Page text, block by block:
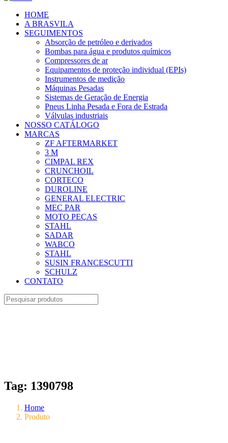
HOME
A BRASVILA
SEGUIMENTOS
Absorção de petróleo e derivados
Bombas para água e produtos químicos
Compressores de ar
Equipamentos de proteção individual (EPIs)
Instrumentos de medição
Máquinas Pesadas
Sistemas de Geração de Energia
Pneus Linha Pesada e Fora de Estrada
Válvulas industriais
NOSSO CATÁLOGO
MARCAS
ZF AFTERMARKET
3 M
CIMPAL REX
CRUNCHOIL
CORTECO
DUROLINE
GENERAL ELECTRIC
MEC PAR
MOTO PEÇAS
STAHL
SADAR
WABCO
STAHL
SUSIN FRANCESCUTTI
SCHULZ
CONTATO
Tag: 1390798
Home
Produto